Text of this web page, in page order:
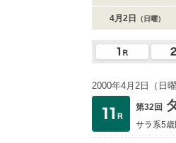
4月2日 （日曜）
2000年4月2日（日
第32回
サラ系5歳